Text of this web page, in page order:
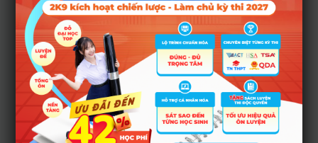
5. Dự
Kiến
Công Bố
Kết Quả
Trường Đại học Sư
phạm Hà Nội dự